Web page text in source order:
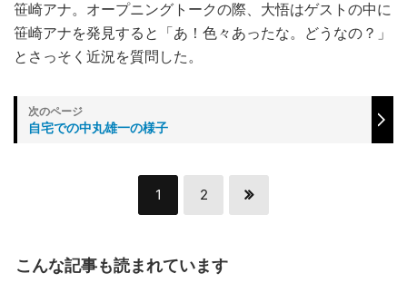
笹崎アナ。オープニングトークの際、大悟はゲストの中に
笹崎アナを発見すると「あ！色々あったな。どうなの？」
とさっそく近況を質問した。
自宅での中丸雄一の様子
1 2
こんな記事も読まれています